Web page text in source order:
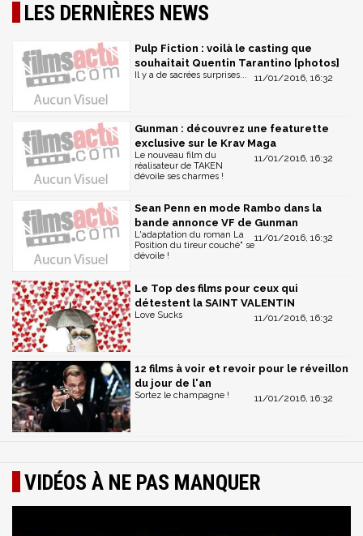
LES DERNIÈRES NEWS
Pulp Fiction : voilà le casting que
souhaitait Quentin Tarantino [photos]
11/01/2016, 16:32
Il y a de sacrées surprises...
Gunman : découvrez une featurette
exclusive sur le Krav Maga
11/01/2016, 16:32
Le nouveau film du
réalisateur de TAKEN
dévoile ses charmes !
Sean Penn en mode Rambo dans la
bande annonce VF de Gunman
11/01/2016, 16:32
L'adaptation du roman La
Position du tireur couché" se
dévoile !
Le Top des films pour ceux qui
détestent la SAINT VALENTIN
11/01/2016, 16:32
Love Sucks
12 films à voir et revoir pour le réveillon
du jour de l'an
11/01/2016, 16:32
Sortez le champagne !
VIDÉOS À NE PAS MANQUER